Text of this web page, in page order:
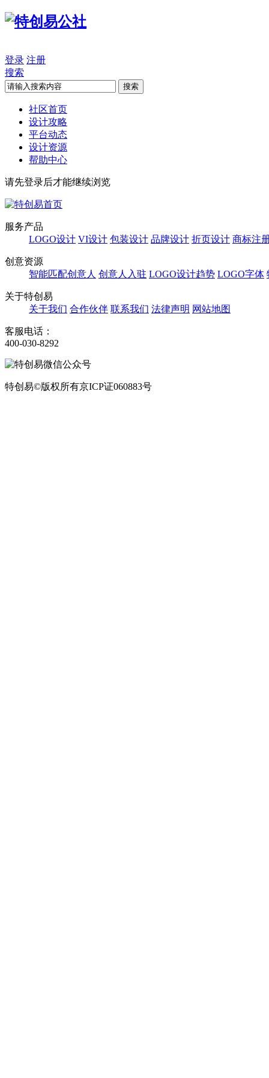
登录 注册
搜索
搜索
社区首页
设计攻略
平台动态
设计资源
帮助中心
请先登录后才能继续浏览
服务产品
LOGO设计 VI设计 包装设计 品牌设计 折页设计 商标注
创意资源
智能匹配创意人 创意人入驻 LOGO设计趋势 LOGO字体
关于特创易
关于我们 合作伙伴 联系我们 法律声明 网站地图
客服电话：
400-030-8292
特创易©版权所有京ICP证060883号